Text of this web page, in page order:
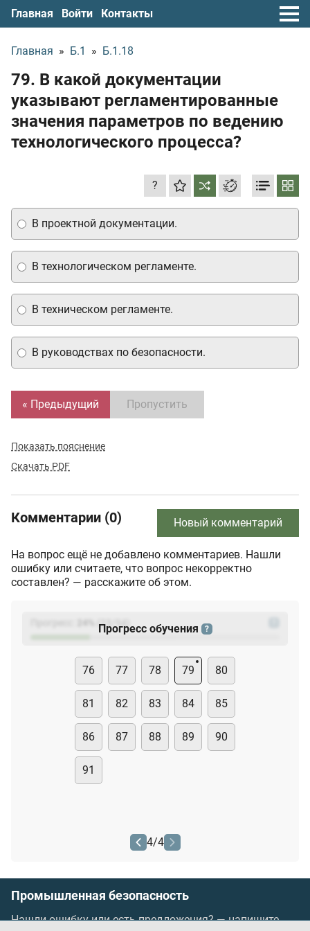
Главная Войти Контакты
Главная » Б.1 » Б.1.18
79. В какой документации
указывают регламентированные
значения параметров по ведению
технологического процесса?
?
В проектной документации.
В техническом регламенте.
В руководствах по безопасности.
В технологическом регламенте.
« Предыдущий Пропустить
Показать пояснение
Скачать PDF
Комментарии (0) Новый комментарий
На вопрос ещё не добавлено комментариев. Нашли
ошибку или считаете, что вопрос некорректно
составлен? — расскажите об этом.
(23
Прогресс обучения ?
76 77 78 79 80
81 82 83 84 85
86 87 88 89 90
91
4/4
Промышленная безопасность
Нашли ошибку или есть предложения? —напишите